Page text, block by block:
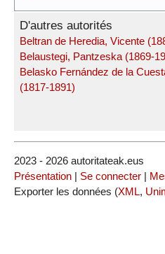
D'autres autorités
Beltran de Heredia, Vicente
Belaustegi, Pantzeska (1869-
Belasko Fernández de la
(1817-1891)
2023 - 2026 autoritateak.eus
Présentation | Se connecter |
Exporter les données (XML,